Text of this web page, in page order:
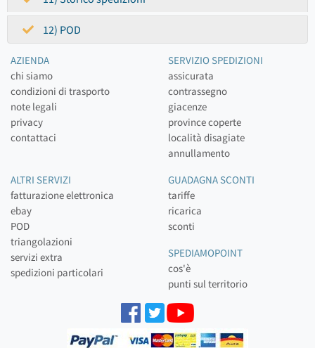
12) POD
AZIENDA
chi siamo
condizioni di trasporto
note legali
privacy
contattaci
SERVIZIO SPEDIZIONI
assicurata
contrassegno
giacenze
province coperte
località disagiate
annullamento
ALTRI SERVIZI
fatturazione elettronica
ebay
POD
triangolazioni
servizi extra
spedizioni particolari
GUADAGNA SCONTI
tariffe
ricarica
sconti
SPEDIAMOPOINT
cos'è
punti sul territorio